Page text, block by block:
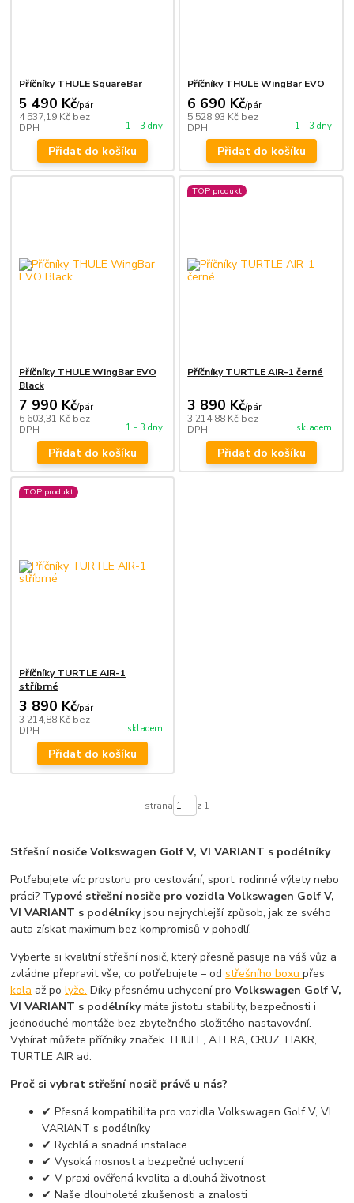
Příčníky THULE SquareBar
5 490 Kč/pár
4 537,19 Kč bez
DPH
1 - 3 dny
Přidat do košíku
Příčníky THULE WingBar EVO
6 690 Kč/pár
5 528,93 Kč bez
DPH
1 - 3 dny
Přidat do košíku
Příčníky THULE WingBar EVO
Black
7 990 Kč/pár
6 603,31 Kč bez
DPH
1 - 3 dny
Přidat do košíku
TOP produkt
Příčníky TURTLE AIR-1 černé
3 890 Kč/pár
3 214,88 Kč bez
DPH
skladem
Přidat do košíku
TOP produkt
Příčníky TURTLE AIR-1
stříbrné
3 890 Kč/pár
3 214,88 Kč bez
DPH
skladem
Přidat do košíku
strana z 1
Střešní nosiče Volkswagen Golf V, VI VARIANT s podélníky
Potřebujete víc prostoru pro cestování, sport, rodinné výlety nebo
práci? Typové střešní nosiče pro vozidla Volkswagen Golf V,
VI VARIANT s podélníkyjsou nejrychlejší způsob, jak ze svého
auta získat maximum bez kompromisů v pohodlí.
Vyberte si kvalitní střešní nosič, který přesně pasuje na váš vůz a
zvládne přepravit vše, co potřebujete – odstřešního boxupřes
kola až polyže. Díky přesnému uchycení proVolkswagen Golf V,
VI VARIANT s podélníkymáte jistotu stability, bezpečnosti i
jednoduché montáže bez zbytečného složitého nastavování.
Vybírat můžete příčníky značek THULE, ATERA, CRUZ, HAKR,
TURTLE AIR ad.
Proč si vybrat střešní nosič právě u nás?
✔ Přesná kompatibilita pro vozidla Volkswagen Golf V, VI
VARIANT s podélníky
✔ Rychlá a snadná instalace
✔ Vysoká nosnost a bezpečné uchycení
✔ V praxi ověřená kvalita a dlouhá životnost
✔ Naše dlouholeté zkušenosti a znalosti